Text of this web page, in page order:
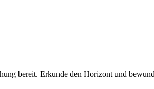
bereit. Erkunde den Horizont und